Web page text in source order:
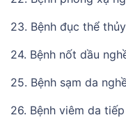
23. Bệnh đục thể
24. Bệnh nốt dầu
25. Bệnh sạm da
26. Bệnh viêm da